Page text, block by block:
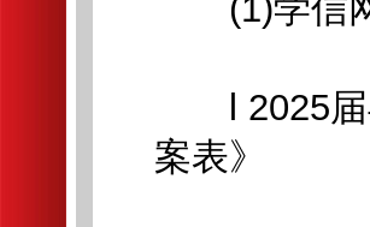
(1)学信网
l 2025届
案表》